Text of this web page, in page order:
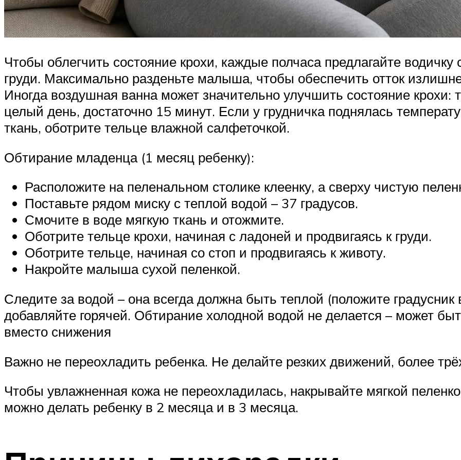
Чтобы облегчить состояние крохи, каждые полчаса предлагайте
груди. Максимально разденьте малыша, чтобы обеспечить отток
Иногда воздушная ванна может значительно улучшить состояние крохи:
целый день, достаточно 15 минут. Если у грудничка поднялась
ткань, оботрите тельце влажной салфеточкой.
Обтирание младенца (1 месяц ребенку):
Расположите на пеленальном столике клеенку, а сверху чистую
Поставьте рядом миску с теплой водой – 37 градусов.
Смочите в воде мягкую ткань и отожмите.
Оботрите тельце крохи, начиная с ладоней и продвигаясь к груди.
Оботрите тельце, начиная со стоп и продвигаясь к животу.
Накройте малыша сухой пеленкой.
Следите за водой – она всегда должна быть теплой (положите
добавляйте горячей. Обтирание холодной водой не делается – может
вместо снижения
Важно не переохладить ребенка. Не делайте резких движений, более
Чтобы увлажненная кожа не переохладилась, накрывайте мягкой
можно делать ребенку в 2 месяца и в 3 месяца.